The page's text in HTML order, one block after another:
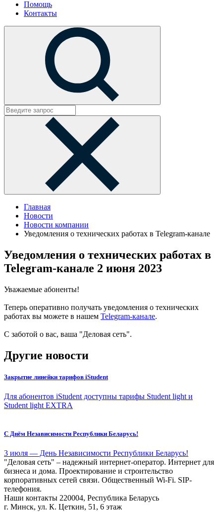
Помощь
Контакты
Главная
Новости
Новости компании
Уведомления о технических работах в Telegram-канале
Уведомления о технических работах в
Telegram-канале 2 июня 2023
Уважаемые абоненты!
Теперь оперативно получать уведомления о технических
работах вы можете в нашем Telegram-канале.
С заботой о вас, ваша "Деловая сеть".
Другие новости
Закрытие линейки тарифов iStudent
Для абонентов iStudent доступны тарифы Student light и
Student light EXTRA
С Днём Независимости Республики Беларусь!
3 июля — День Независимости Республики Беларусь!
"Деловая сеть" – надежный интернет-оператор. Интернет для
бизнеса и дома. Проектирование и строительство
корпоративных сетей связи. Общественный Wi-Fi. SIP-
телефония.
Наши контакты 220004, Республика Беларусь
г. Минск, ул. К. Цеткин, 51, 6 этаж